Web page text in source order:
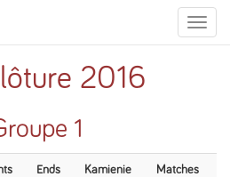
Toggle
2016
1
Ends Kamienie Matches